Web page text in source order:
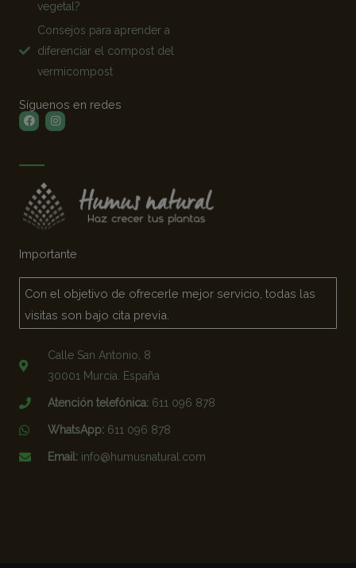
vegetal?
Consejos para aprender a
diferenciar el compost del
vermicompost
Síguenos en redes
FacebookInstagram
Importante
Con el objetivo de ofrecerle mejor servicio, todas las
visitas son bajo cita previa.
Calle San Antonio, 8
30001 Murcia. España
Atención telefónica:611 096 878
WhatsApp:611 096 878
Email:info@humusnatural.com